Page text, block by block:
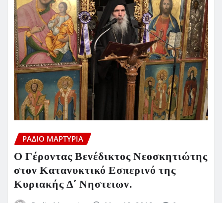
ΡΆΔΙΟ ΜΑΡΤΥΡΊΑ
Ο Γέροντας Βενέδικτος Νεοσκητιώτης
στον Κατανυκτικό Εσπερινό της
Κυριακής Δ’ Νηστειων.